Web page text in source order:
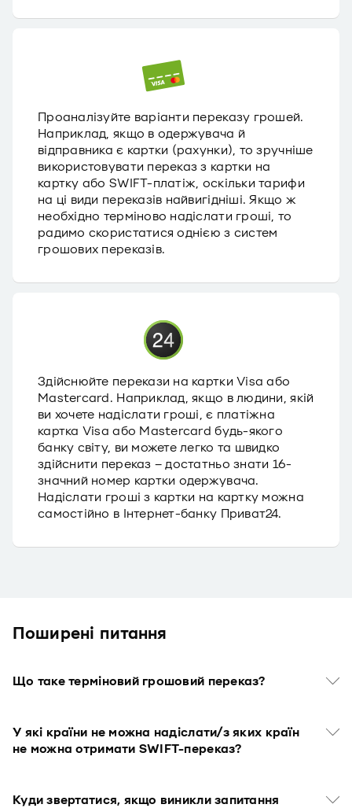
Проаналізуйте варіанти переказу грошей.
Наприклад, якщо в одержувача й
відправника є картки (рахунки), то зручніше
використовувати переказ з картки на
картку або SWIFT-платіж, оскільки тарифи
на ці види переказів найвигідніші. Якщо ж
необхідно терміново надіслати гроші, то
радимо скористатися однією з систем
грошових переказів.
Здійснюйте перекази на картки Visa або
Mastercard. Наприклад, якщо в людини, якій
ви хочете надіслати гроші, є платіжна
картка Visa або Mastercard будь-якого
банку світу, ви можете легко та швидко
здійснити переказ – достатньо знати 16-
значний номер картки одержувача.
Надіслати гроші з картки на картку можна
самостійно в Інтернет-банку Приват24.
Поширенi питання
Що таке терміновий грошовий переказ?
У які країни не можна надіслати/з яких країн
не можна отримати SWIFT-переказ?
Куди звертатися, якщо виникли запитання